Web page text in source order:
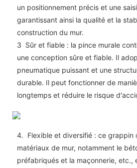
un positionnement précis et une
garantissant ainsi la qualité et la
construction du mur.
3 Sûr et fiable : la pince murale
une conception sûre et fiable. Il
pneumatique puissant et une
durable. Il peut fonctionner de
longtemps et réduire le risque
4. Flexible et diversifié : ce grappin
matériaux de mur, notamment le
préfabriqués et la maçonnerie, etc.,